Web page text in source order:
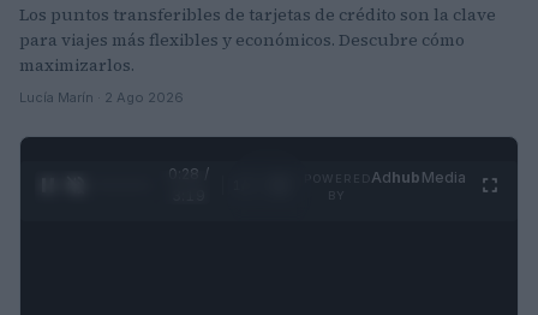
Los puntos transferibles de tarjetas de crédito son la clave
para viajes más flexibles y económicos. Descubre cómo
maximizarlos.
Lucía Marín · 2 Ago 2026
0:30 /
Adhub Media